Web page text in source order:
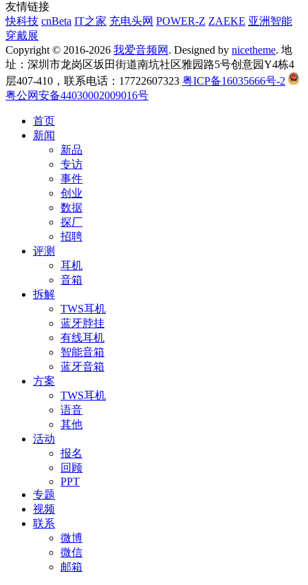
友情链接
快科技 cnBeta IT之家 充电头网 POWER-Z ZAEKE 亚洲智能
穿戴展
Copyright © 2016-2026 我爱音频网 . Designed by nicetheme. 地
址：深圳市龙岗区坂田街道南坑社区雅园路5号创意园Y4栋4
层407-410，联系电话：17722607323 粤ICP备16035666号-2
粤公网安备44030002009016号
首页
新闻
新品
专访
事件
创业
数据
探厂
招聘
评测
耳机
音箱
拆解
TWS耳机
蓝牙脖挂
有线耳机
智能音箱
蓝牙音箱
方案
TWS耳机
语音
其他
活动
报名
回顾
PPT
专题
视频
联系
微博
微信
邮箱